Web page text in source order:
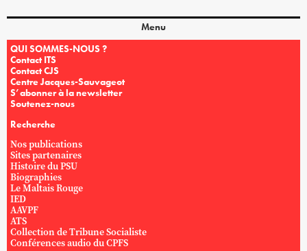
Menu
QUI SOMMES-NOUS ?
Contact ITS
Contact CJS
Centre Jacques-Sauvageot
S’abonner à la newsletter
Soutenez-nous
Recherche
Nos publications
Sites partenaires
Histoire du PSU
Biographies
Le Maltais Rouge
IED
AAVPF
ATS
Collection de Tribune Socialiste
Conférences audio du CPFS